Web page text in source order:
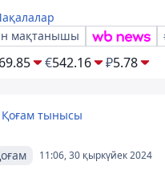
мақтанышы
€542.16 ₽5.78
Қоғам тынысы
11:06, 30 қыркүйек 2024